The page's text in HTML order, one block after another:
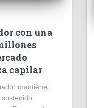
con una
capilar
mantiene